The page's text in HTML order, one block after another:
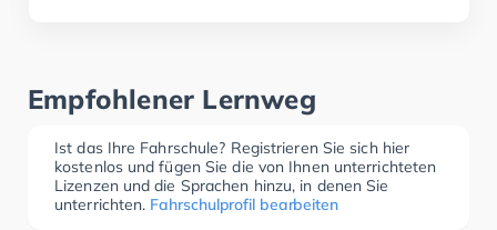
Empfohlener Lernweg
Ist das Ihre Fahrschule? Registrieren Sie sich hier
kostenlos und fügen Sie die von Ihnen unterrichteten
Lizenzen und die Sprachen hinzu, in denen Sie
unterrichten. Fahrschulprofil bearbeiten